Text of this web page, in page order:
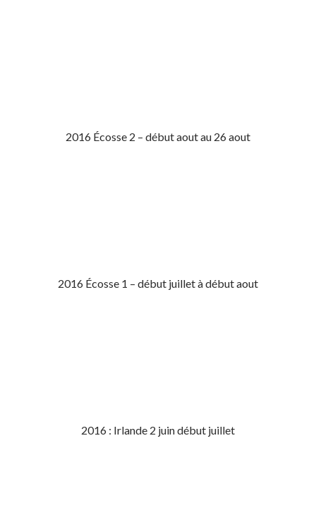
2016 Écosse 2 – début aout au 26 aout
2016 Écosse 1 – début juillet à début aout
2016 : Irlande 2 juin début juillet